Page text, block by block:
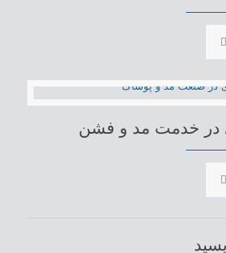
در خدمت مد و فشن